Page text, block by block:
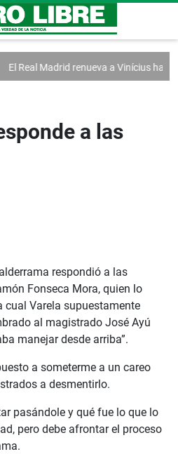
El Real Madrid renueva a Vinícius hasta
a las
respondió a las
Fonseca Mora, quien lo
cual Varela supuestamente
al magistrado José Ayú
manejar desde arriba”.
a someterme a un careo
a desmentirlo.
pasándole y qué fue lo que lo
pero debe afrontar el proceso